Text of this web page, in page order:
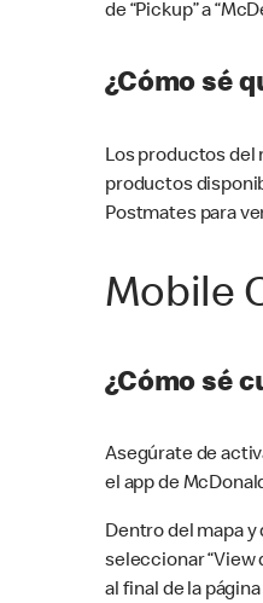
de “Pickup” a
¿Cómo sé
Los productos del
productos
Postmates para
Mobile
¿Cómo sé
Asegúrate de
el app de
Dentro del mapa
seleccionar “View
al final de la